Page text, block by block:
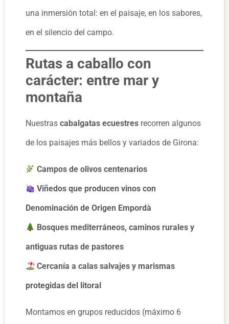
una inmersión total: en el paisaje, en los sabores,
en el silencio del campo.
Rutas a caballo con
carácter: entre mar y
montaña
Nuestras cabalgatas ecuestres recorren algunos
de los paisajes más bellos y variados de Girona:
Campos de olivos centenarios
Viñedos que producen vinos con
Denominación de Origen Empordà
Bosques mediterráneos, caminos rurales y
antiguas rutas de pastores
Cercanía a calas salvajes y marismas
protegidas del litoral
Montamos en grupos reducidos (máximo 6